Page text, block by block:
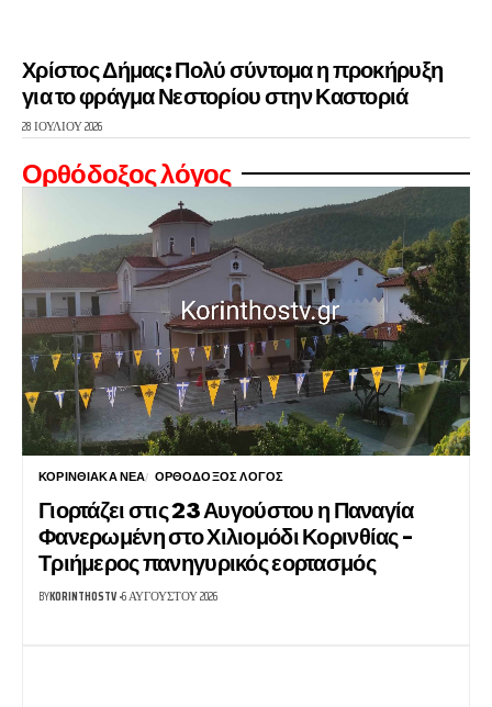
Χρίστος Δήμας: Πολύ σύντομα η προκήρυξη
για το φράγμα Νεστορίου στην Καστοριά
28 ΙΟΥΛΊΟΥ 2026
Ορθόδοξος λόγος
ΚΟΡΙΝΘΙΑΚΆ ΝΈΑ ΟΡΘΌΔΟΞΟΣ ΛΌΓΟΣ
Γιορτάζει στις 23 Αυγούστου η Παναγία
Φανερωμένη στο Χιλιομόδι Κορινθίας –
Τριήμερος πανηγυρικός εορτασμός
BYKORINTHOSTV 6 ΑΥΓΟΎΣΤΟΥ 2026